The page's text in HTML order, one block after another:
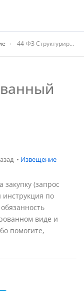
› 44-ФЗ Структурированный вид
• Извещение
(запрос
инструкция по
виде и
помогите,